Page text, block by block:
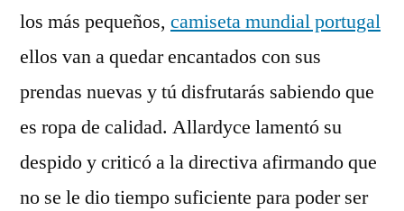
los más pequeños, camiseta mundial portugal
ellos van a quedar encantados con sus
prendas nuevas y tú disfrutarás sabiendo que
es ropa de calidad. Allardyce lamentó su
despido y criticó a la directiva afirmando que
no se le dio tiempo suficiente para poder ser